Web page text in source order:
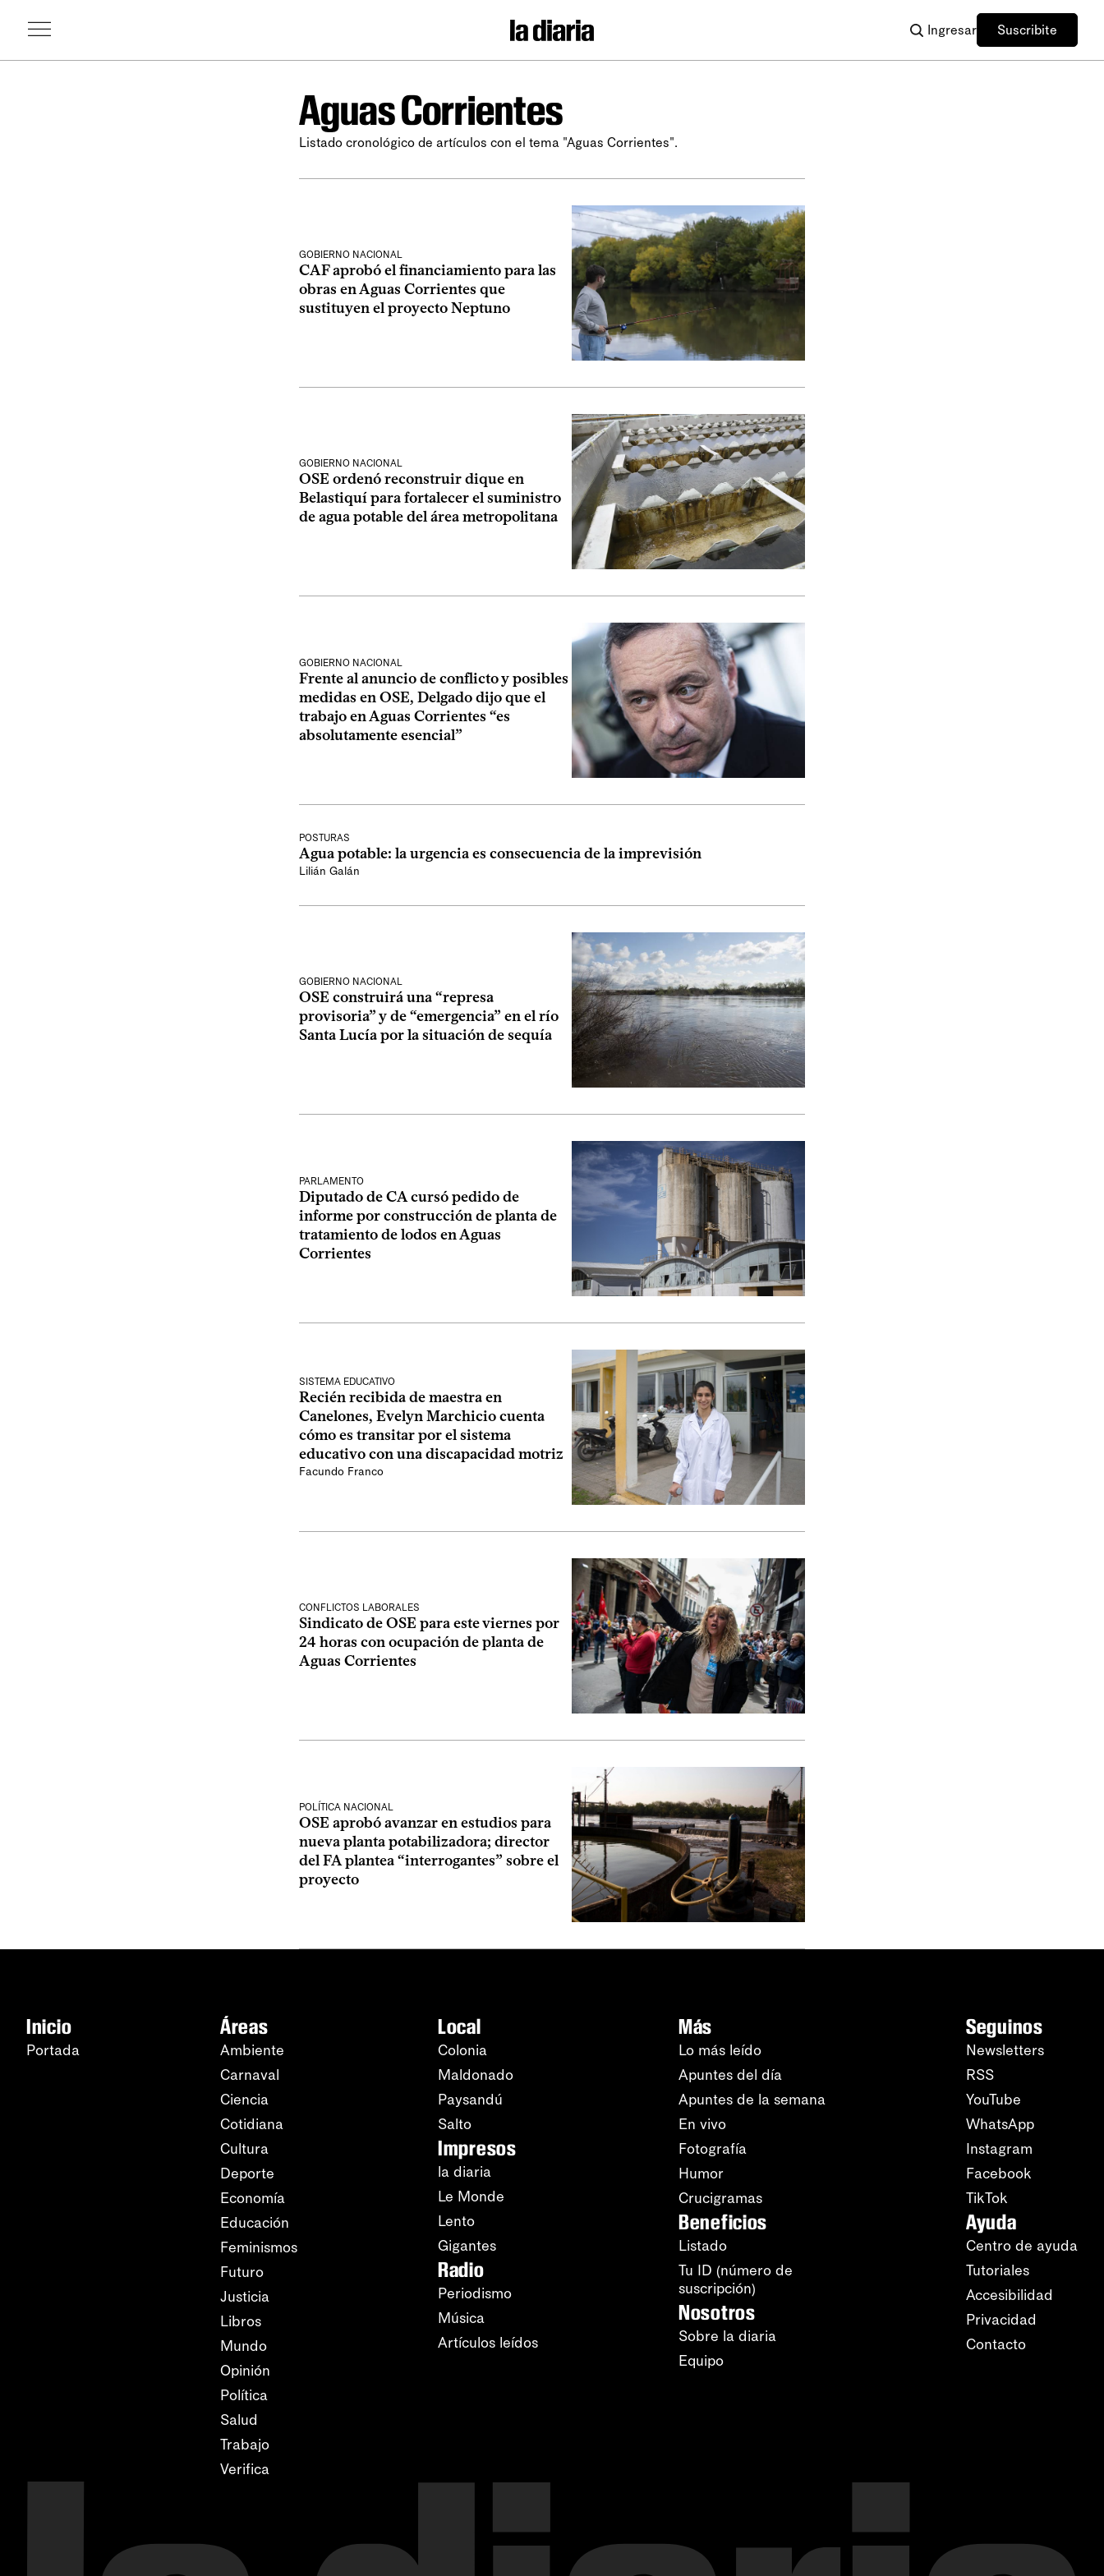
Ingresar Suscribite
Aguas Corrientes
Listado cronológico de artículos con el tema "Aguas Corrientes".
GOBIERNO NACIONAL
CAF aprobó el financiamiento para las
obras en Aguas Corrientes que
sustituyen el proyecto Neptuno
GOBIERNO NACIONAL
OSE ordenó reconstruir dique en
Belastiquí para fortalecer el suministro
de agua potable del área metropolitana
GOBIERNO NACIONAL
Frente al anuncio de conflicto y posibles
medidas en OSE, Delgado dijo que el
trabajo en Aguas Corrientes “es
absolutamente esencial”
POSTURAS
Agua potable: la urgencia es consecuencia de la imprevisión
Lilián Galán
GOBIERNO NACIONAL
OSE construirá una “represa
provisoria” y de “emergencia” en el río
Santa Lucía por la situación de sequía
PARLAMENTO
Diputado de CA cursó pedido de
informe por construcción de planta de
tratamiento de lodos en Aguas
Corrientes
SISTEMA EDUCATIVO
Recién recibida de maestra en
Canelones, Evelyn Marchicio cuenta
cómo es transitar por el sistema
educativo con una discapacidad motriz
Facundo Franco
CONFLICTOS LABORALES
Sindicato de OSE para este viernes por
24 horas con ocupación de planta de
Aguas Corrientes
POLÍTICA NACIONAL
OSE aprobó avanzar en estudios para
nueva planta potabilizadora; director
del FA plantea “interrogantes” sobre el
proyecto
Inicio
Portada
Áreas
Ambiente
Carnaval
Ciencia
Cotidiana
Cultura
Deporte
Economía
Educación
Feminismos
Futuro
Justicia
Libros
Mundo
Opinión
Política
Salud
Trabajo
Verifica
Local
Colonia
Maldonado
Paysandú
Salto
Impresos
la diaria
Le Monde
Lento
Gigantes
Radio
Periodismo
Música
Artículos leídos
Más
Lo más leído
Apuntes del día
Apuntes de la semana
En vivo
Fotografía
Humor
Crucigramas
Beneficios
Listado
Tu ID (número de
suscripción)
Nosotros
Sobre la diaria
Equipo
Seguinos
Newsletters
RSS
YouTube
WhatsApp
Instagram
Facebook
TikTok
Ayuda
Centro de ayuda
Tutoriales
Accesibilidad
Privacidad
Contacto